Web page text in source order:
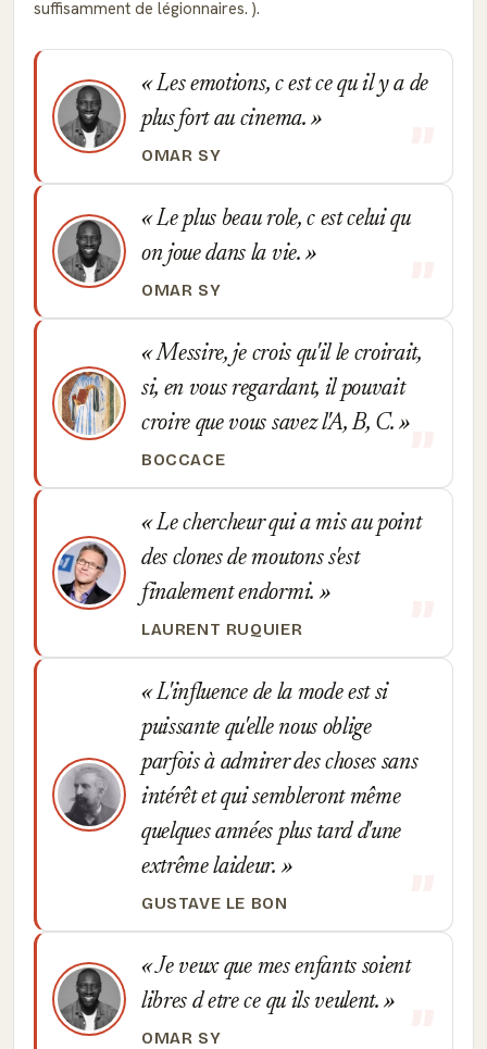
suffisamment de légionnaires. ).
Les emotions, c est ce qu il y a de
plus fort au cinema.
OMAR SY
Le plus beau role, c est celui qu
on joue dans la vie.
OMAR SY
Messire, je crois qu'il le croirait,
si, en vous regardant, il pouvait
croire que vous savez l'A, B, C.
BOCCACE
Le chercheur qui a mis au point
des clones de moutons s'est
finalement endormi.
LAURENT RUQUIER
L'influence de la mode est si
puissante qu'elle nous oblige
parfois à admirer des choses sans
intérêt et qui sembleront même
quelques années plus tard d'une
extrême laideur.
GUSTAVE LE BON
Je veux que mes enfants soient
libres d etre ce qu ils veulent.
OMAR SY